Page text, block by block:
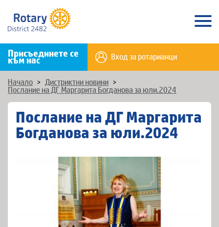
Присъединете се
към нас Вход за ротарианци
Начало > Дистриктни новини >
Послание на ДГ Маргарита Богданова за юли.2024
Послание на ДГ Маргарита
Богданова за юли.2024